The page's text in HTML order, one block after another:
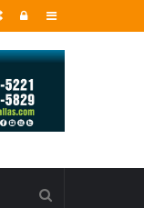
Sidebar
Entrar
Random